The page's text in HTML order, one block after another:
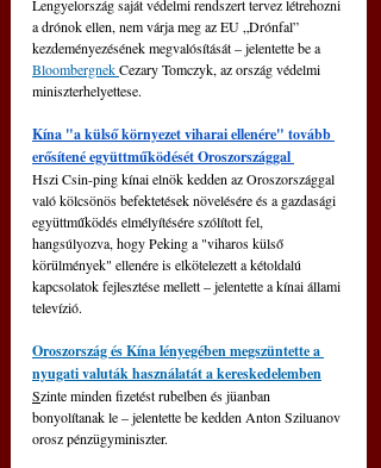
Lengyelország saját védelmi rendszert tervez létrehozni
a drónok ellen, nem várja meg az EU „Drónfal”
kezdeményezésének megvalósítását – jelentette be a
Bloombergnek Cezary Tomczyk, az ország védelmi
miniszterhelyettese.
Kína "a külső környezet viharai ellenére" tovább
erősítené együttműködését Oroszországgal
Hszi Csin-ping kínai elnök kedden az Oroszországgal
való kölcsönös befektetések növelésére és a gazdasági
együttműködés elmélyítésére szólított fel,
hangsúlyozva, hogy Peking a "viharos külső
körülmények" ellenére is elkötelezett a kétoldalú
kapcsolatok fejlesztése mellett – jelentette a kínai állami
televízió.
Oroszország és Kína lényegében megszüntette a
nyugati valuták használatát a kereskedelemben
Szinte minden fizetést rubelben és jüanban
bonyolítanak le – jelentette be kedden Anton Sziluanov
orosz pénzügyminiszter.